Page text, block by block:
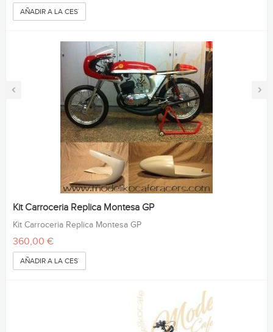
‹ ›
AÑADIR A LA CESTA
Kit Carroceria Replica Montesa GP
Kit Carroceria Replica Montesa GP
360,00 €
AÑADIR A LA CESTA